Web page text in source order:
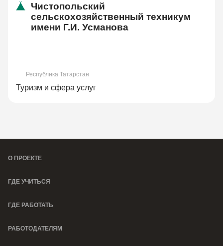
Чистопольский
сельскохозяйственный техникум
имени Г.И. Усманова
Республика Татарстан
Туризм и сфера услуг
О ПРОЕКТЕ
ГДЕ УЧИТЬСЯ
ГДЕ РАБОТАТЬ
РАБОТОДАТЕЛЯМ